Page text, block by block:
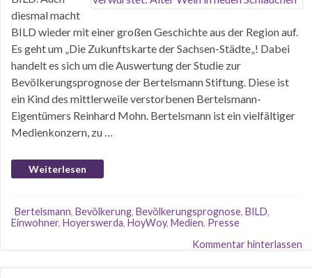
diesmal macht
BILD wieder mit einer großen Geschichte aus der Region auf.
Es geht um „Die Zukunftskarte der Sachsen-Städte„! Dabei
handelt es sich um die Auswertung der Studie zur
Bevölkerungsprognose der Bertelsmann Stiftung. Diese ist
ein Kind des mittlerweile verstorbenen Bertelsmann-
Eigentümers Reinhard Mohn. Bertelsmann ist ein vielfältiger
Medienkonzern, zu …
Weiterlesen
Bertelsmann, Bevölkerung, Bevölkerungsprognose, BILD,
Einwohner, Hoyerswerda, HoyWoy, Medien, Presse
Kommentar hinterlassen